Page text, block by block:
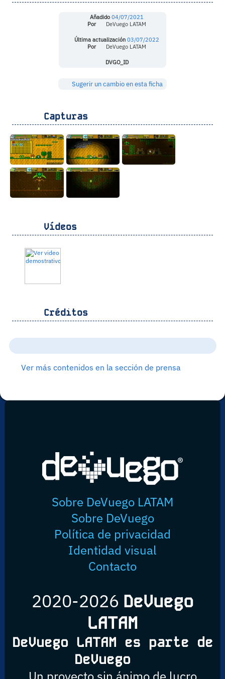
Añadido 04/07/2021
Por
DeVuego LATAM
Última actualización 03/07/2022
Por
DeVuego LATAM
DVGO_ID
Sugerir un cambio en esta ficha
Capturas
Vídeos
Créditos
Ver más contenidos en la sección de prensa
Sobre DeVuego LATAM
Sobre DeVuego
Política de privacidad
Identidad visual
Contacto
2020-2026 DeVuego
LATAM
DeVuego LATAM es parte de
DeVuego